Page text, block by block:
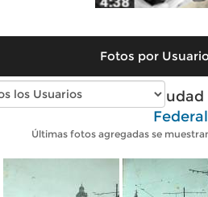
Fotos por
Fotos antiguas de Ciudad
Federal
Últimas fotos agregadas se